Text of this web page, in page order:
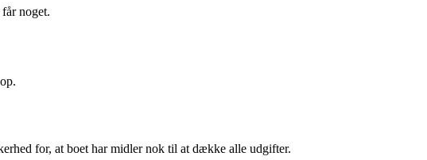
noget.
for, at boet har midler nok til at dække alle udgifter.